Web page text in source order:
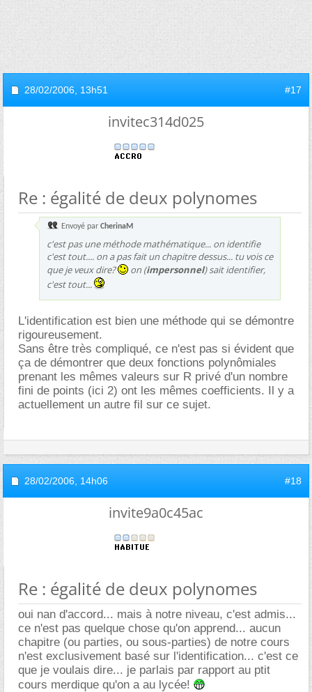
28/02/2006, 13h51 #17
invitec314d025
Re : égalité de deux polynomes
Envoyé par CherinaM
c'est pas une méthode mathématique... on identifie
c'est tout.... on a pas fait un chapitre dessus... tu vois ce
que je veux dire?
on (impersonnel)saitidentifier,
c'est tout...
L'identification est bien une méthode qui se démontre
rigoureusement.
Sans être très compliqué, ce n'est pas si évident que
ça de démontrer que deux fonctions polynômiales
prenant les mêmes valeurs sur R privé d'un nombre
fini de points (ici 2) ont les mêmes coefficients. Il y a
actuellement un autre fil sur ce sujet.
28/02/2006, 14h06 #18
invite9a0c45ac
Re : égalité de deux polynomes
oui nan d'accord... mais à notre niveau, c'est admis...
ce n'est pas quelque chose qu'on apprend... aucun
chapitre (ou parties, ou sous-parties) de notre cours
n'est exclusivement basé sur l'identification... c'est ce
que je voulais dire... je parlais par rapport au ptit
cours merdique qu'on a au lycée!